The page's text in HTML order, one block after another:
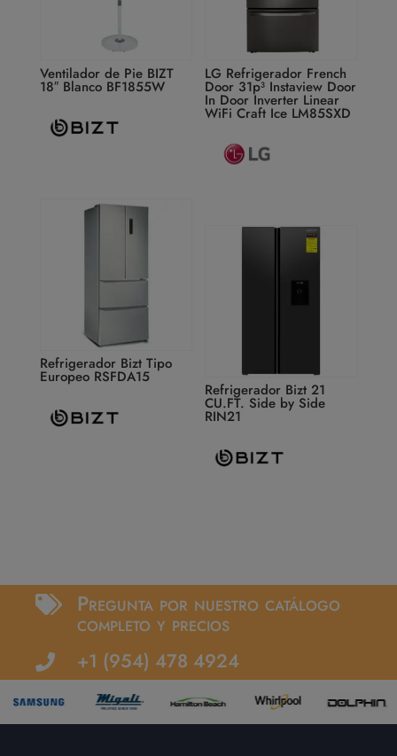
Ventilador de Pie BIZT
18″ Blanco BF1855W
LG Refrigerador French
Door 31p³ Instaview Door
In Door Inverter Linear
WiFi Craft Ice LM85SXD
Refrigerador Bizt Tipo
Europeo RSFDA15
Refrigerador Bizt 21
CU.FT. Side by Side
RIN21
 Pregunta por nuestro catálogo
completo y precios
 +1 (954) 478 4924